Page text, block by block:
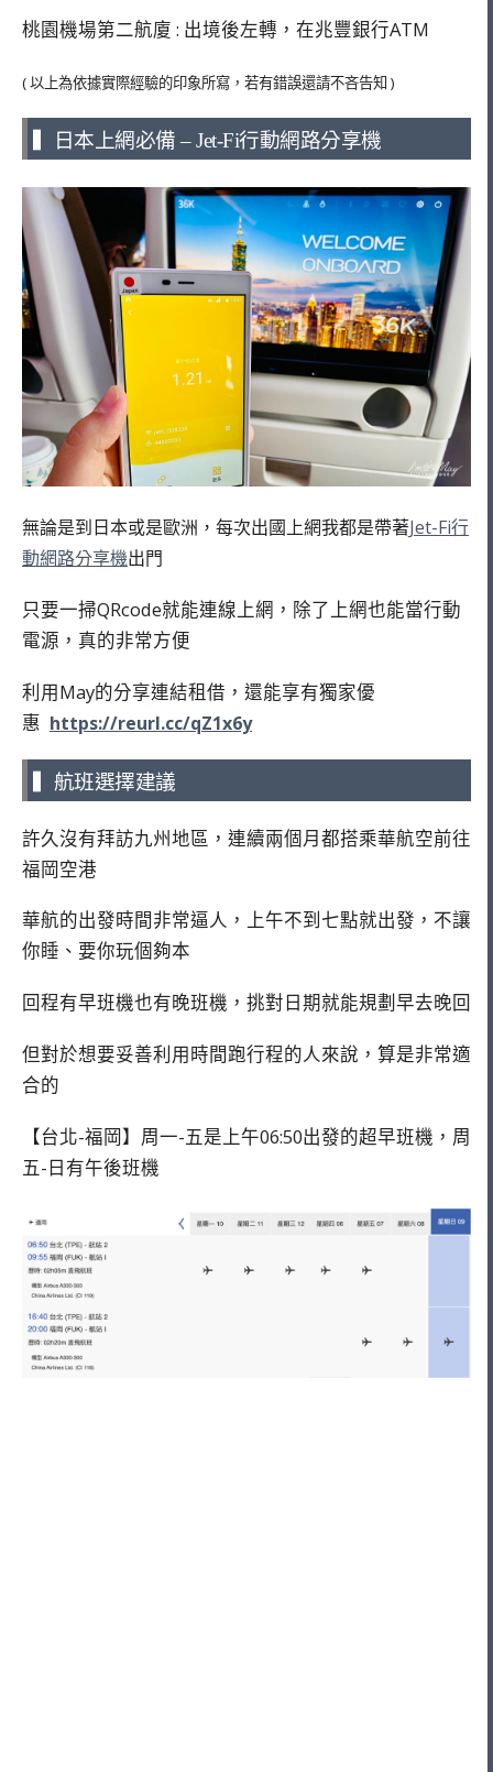
桃園機場第二航廈 : 出境後左轉，在兆豐銀行ATM
( 以上為依據實際經驗的印象所寫，若有錯誤還請不吝告知 )
▍日本上網必備 – Jet-Fi行動網路分享機
無論是到日本或是歐洲，每次出國上網我都是帶著Jet-Fi行
動網路分享機出門
只要一掃QRcode就能連線上網，除了上網也能當行動
電源，真的非常方便
利用May的分享連結租借，還能享有獨家優
惠 https://reurl.cc/qZ1x6y
▍航班選擇建議
許久沒有拜訪九州地區，連續兩個月都搭乘華航空前往
福岡空港
華航的出發時間非常逼人，上午不到七點就出發，不讓
你睡、要你玩個夠本
回程有早班機也有晚班機，挑對日期就能規劃早去晚回
但對於想要妥善利用時間跑行程的人來說，算是非常適
合的
【台北-福岡】周一-五是上午06:50出發的超早班機，周
五-日有午後班機